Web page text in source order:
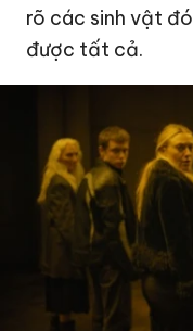
rõ các sinh vật
được tất cả.